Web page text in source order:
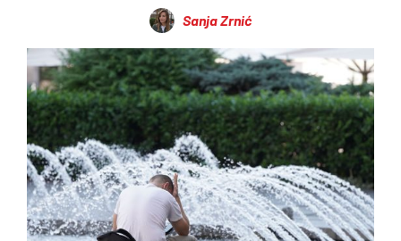
Sanja Zrnić